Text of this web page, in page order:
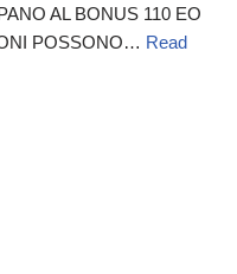
AL BONUS 110 EO
POSSONO… Read